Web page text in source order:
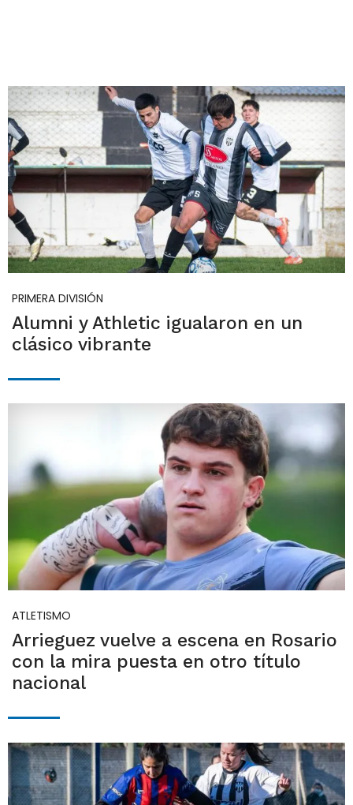
PRIMERA DIVISIÓN
Alumni y Athletic igualaron en un
clásico vibrante
ATLETISMO
Arrieguez vuelve a escena en Rosario
con la mira puesta en otro título
nacional